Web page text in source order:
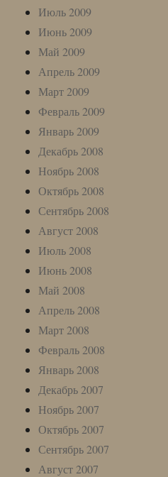
Июль 2009
Июнь 2009
Май 2009
Апрель 2009
Март 2009
Февраль 2009
Январь 2009
Декабрь 2008
Ноябрь 2008
Октябрь 2008
Сентябрь 2008
Август 2008
Июль 2008
Июнь 2008
Май 2008
Апрель 2008
Март 2008
Февраль 2008
Январь 2008
Декабрь 2007
Ноябрь 2007
Октябрь 2007
Сентябрь 2007
Август 2007